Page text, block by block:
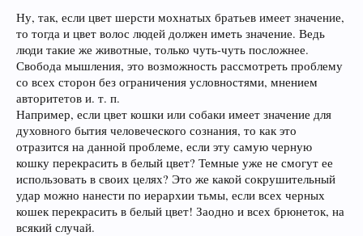
А мы уже перешли с сознательности мышления на "А любите ли вы
кошек?"
Ну, так, если цвет шерсти мохнатых братьев имеет значение,
то тогда и цвет волос людей должен иметь значение. Ведь
люди такие же животные, только чуть-чуть посложнее.
Свобода мышления, это возможность рассмотреть проблему
со всех сторон без ограничения условностями, мнением
авторитетов и. т. п.
Например, если цвет кошки или собаки имеет значение для
духовного бытия человеческого сознания, то как это
отразится на данной проблеме, если эту самую черную
кошку перекрасить в белый цвет? Темные уже не смогут ее
использовать в своих целях? Это же какой сокрушительный
удар можно нанести по иерархии тьмы, если всех черных
кошек перекрасить в белый цвет! Заодно и всех брюнеток, на
всякий случай.